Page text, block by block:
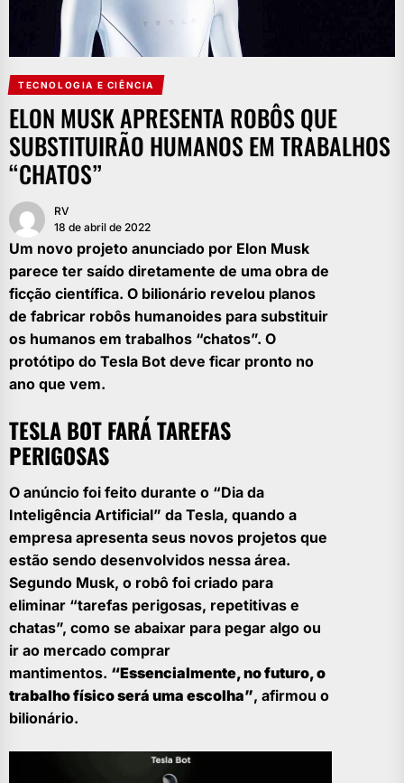
TECNOLOGIA E CIÊNCIA
ELON MUSK APRESENTA ROBÔS QUE
SUBSTITUIRÃO HUMANOS EM TRABALHOS
“CHATOS”
RV
18 de abril de 2022
Um novo projeto anunciado por Elon Musk
parece ter saído diretamente de uma obra de
ficção científica. O bilionário revelou planos
de fabricar robôs humanoides para substituir
os humanos em trabalhos “chatos”. O
protótipo do Tesla Bot deve ficar pronto no
ano que vem.
TESLA BOT FARÁ TAREFAS
PERIGOSAS
O anúncio foi feito durante o “Dia da
Inteligência Artificial” da Tesla, quando a
empresa apresenta seus novos projetos que
estão sendo desenvolvidos nessa área.
Segundo Musk, o robô foi criado para
eliminar “tarefas perigosas, repetitivas e
chatas”, como se abaixar para pegar algo ou
ir ao mercado comprar
mantimentos. “Essencialmente, no futuro, o
trabalho físico será uma escolha”, afirmou o
bilionário.